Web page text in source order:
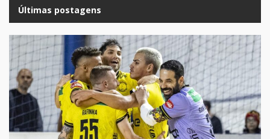
Últimas postagens